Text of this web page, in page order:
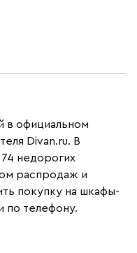
в официальном
Divan.ru. В
недорогих
распродаж и
покупку на шкафы-
по телефону.